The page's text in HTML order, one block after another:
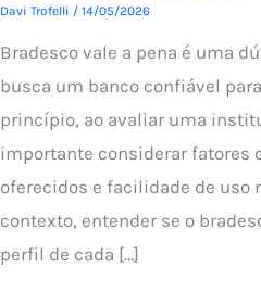
Davi Trofelli / 14/05/2026
Bradesco vale a pena é uma
busca um banco confiável
princípio, ao avaliar uma
importante considerar fatores
oferecidos e facilidade de uso
contexto, entender se o
perfil de cada […]